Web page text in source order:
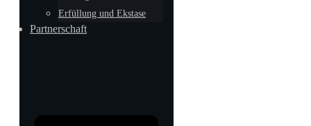
Erfüllung und Ekstase
Partnerschaft